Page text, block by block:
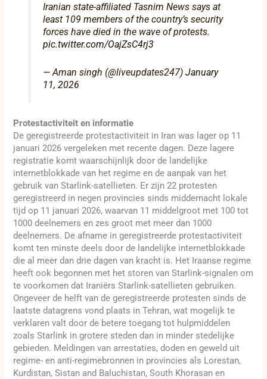
Iranian state-affiliated Tasnim News says at
least 109 members of the country’s security
forces have died in the wave of protests.
pic.twitter.com/OajZsC4rj3
— Aman singh (@liveupdates247) January
11, 2026
Protestactiviteit en informatie
De geregistreerde protestactiviteit in Iran was lager op 11
januari 2026 vergeleken met recente dagen. Deze lagere
registratie komt waarschijnlijk door de landelijke
internetblokkade van het regime en de aanpak van het
gebruik van Starlink-satellieten. Er zijn 22 protesten
geregistreerd in negen provincies sinds middernacht lokale
tijd op 11 januari 2026, waarvan 11 middelgroot met 100 tot
1000 deelnemers en zes groot met meer dan 1000
deelnemers. De afname in geregistreerde protestactiviteit
komt ten minste deels door de landelijke internetblokkade
die al meer dan drie dagen van kracht is. Het Iraanse regime
heeft ook begonnen met het storen van Starlink-signalen om
te voorkomen dat Iraniërs Starlink-satellieten gebruiken.
Ongeveer de helft van de geregistreerde protesten sinds de
laatste datagrens vond plaats in Tehran, wat mogelijk te
verklaren valt door de betere toegang tot hulpmiddelen
zoals Starlink in grotere steden dan in minder stedelijke
gebieden. Meldingen van arrestaties, doden en geweld uit
regime- en anti-regimebronnen in provincies als Lorestan,
Kurdistan, Sistan and Baluchistan, South Khorasan en